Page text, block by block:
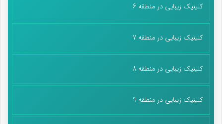
کلینیک زیبایی در منطقه 6
کلینیک زیبایی در منطقه 7
کلینیک زیبایی در منطقه 8
کلینیک زیبایی در منطقه 9